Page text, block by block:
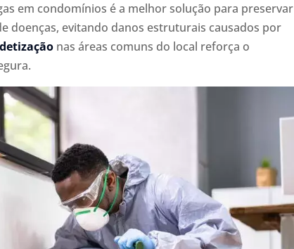
em condomínios é a melhor solução para preservar
doenças, evitando danos estruturais causados por
nas áreas comuns do local reforça o